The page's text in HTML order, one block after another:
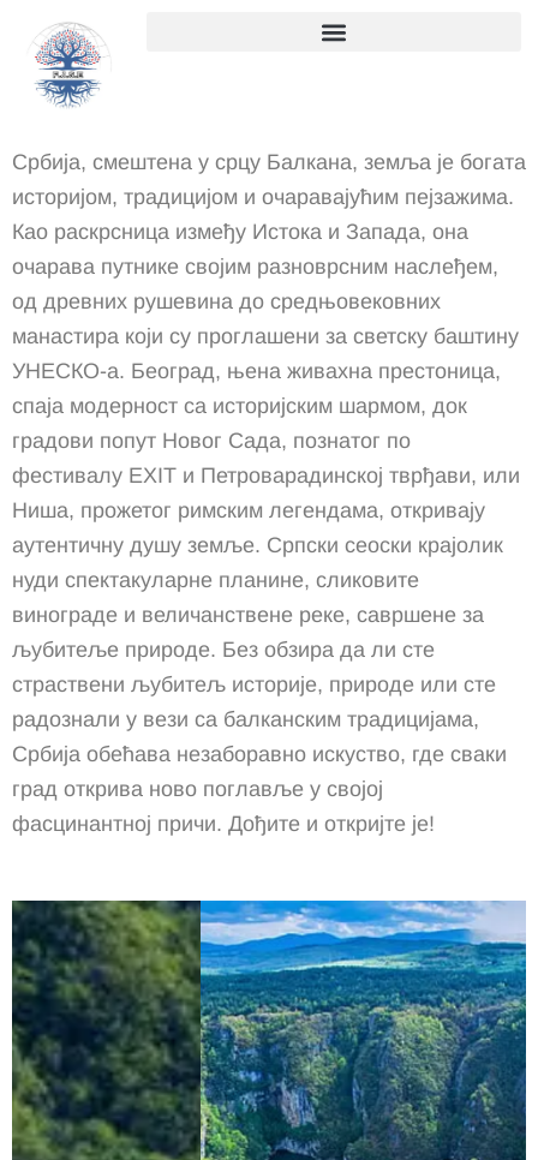
content
Србија, смештена у срцу Балкана, земља је богата
историјом, традицијом и очаравајућим пејзажима.
Као раскрсница између Истока и Запада, она
очарава путнике својим разноврсним наслеђем,
од древних рушевина до средњовековних
манастира који су проглашени за светску баштину
УНЕСКО-а. Београд, њена живахна престоница,
спаја модерност са историјским шармом, док
градови попут Новог Сада, познатог по
фестивалу EXIT и Петроварадинској тврђави, или
Ниша, прожетог римским легендама, откривају
аутентичну душу земље. Српски сеоски крајолик
нуди спектакуларне планине, сликовите
винограде и величанствене реке, савршене за
љубитеље природе. Без обзира да ли сте
страствени љубитељ историје, природе или сте
радознали у вези са балканским традицијама,
Србија обећава незаборавно искуство, где сваки
град открива ново поглавље у својој
фасцинантној причи. Дођите и откријте је!
Кањон Увца
Река прати кривину дуж планина Нинаје и